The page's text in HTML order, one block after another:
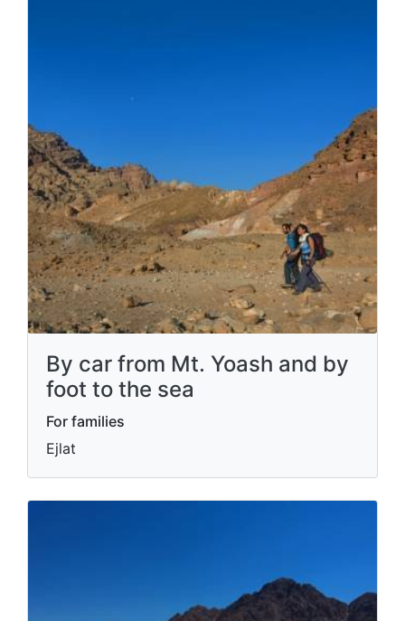
By car from Mt. Yoash and by
foot to the sea
For families
Ejlat